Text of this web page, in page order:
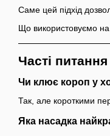
Саме цей підхід
Що використовуємо
Часті
Чи клює короп у
Так, але короткими
Яка насадка